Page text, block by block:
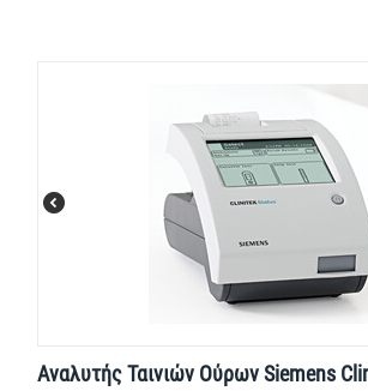
Αναλυτής Ταινιών Ούρων Siemens